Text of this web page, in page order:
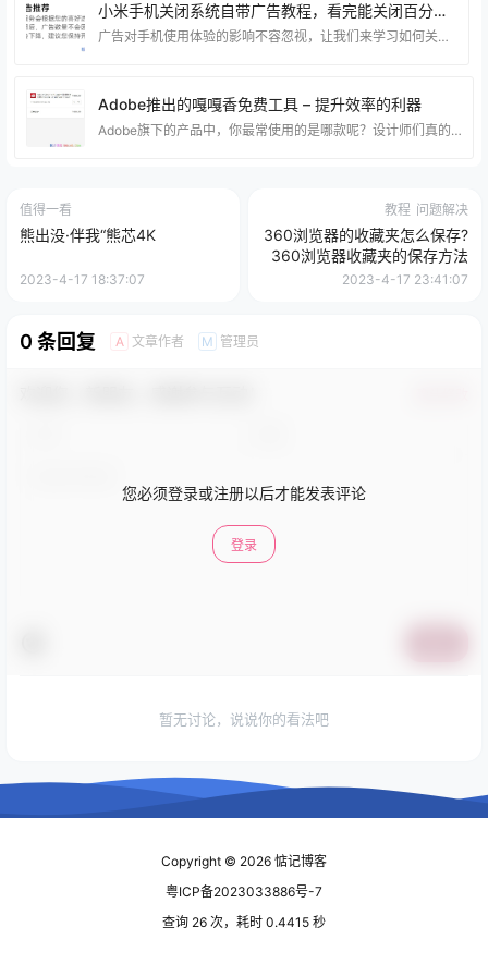
小米手机关闭系统自带广告教程，看完能关闭百分之95以上广告。
广告对手机使用体验的影响不容忽视，让我们来学习如何关闭安卓手机自带的系统广告，提升使用乐趣。 接下来，我将为大家详细介绍关闭安卓手机系统广告的方法，让我们一起来解决烦人的广告问题。 一下包含有广告的 应用（小米手机为例：） 天气：设置–用户体验计划 日历：设置–用户体验计划 主题商店：设置–隐私设置–个性化推荐 应用商店：设置–隐私–个性化服务 应用商店：设置–功能设置–显示福利活动 系统设置：搜索–广告&#
Adobe推出的嘎嘎香免费工具 – 提升效率的利器
Adobe旗下的产品中，你最常使用的是哪款呢？设计师们真的很厉害，他们可以熟练地运用PhotoShop、Illustrator等软件，轻松完成各种设计任务，令人羡慕不已。 不过，其实只要稍加练习，你也可以像他们一样高效地工作。虽然PhotoShop、Premiere Pro、After EffectsIllustrator等软件对于很多人来说是必备的工具，但这些软件并不是免费的。 光是订阅PhotoShop和Lightroom一年的费用就高达888元。 应对昂贵的价格，很多人只能使用所谓的”高级版
值得一看
熊出没·伴我“熊芯4K
2023-4-17 18:37:07
教程 问题解决
360浏览器的收藏夹怎么保存?
360浏览器收藏夹的保存方法
2023-4-17 23:41:07
0 条回复 A 文章作者 M 管理员
您必须登录或注册以后才能发表评论
登录
暂无讨论，说说你的看法吧
Copyright © 2026 惦记博客
粤ICP备2023033886号-7
查询 26 次，耗时 0.4415 秒